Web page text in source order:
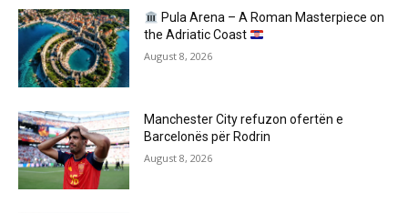
Pula Arena – A Roman Masterpiece on
the Adriatic Coast
August 8, 2026
Manchester City refuzon ofertën e
Barcelonës për Rodrin
August 8, 2026